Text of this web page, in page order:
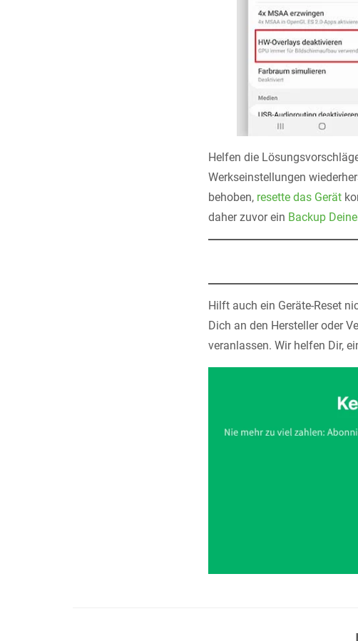
Helfen die
Werkseinstellungen
behoben, resette das Gerät
daher zuvor ein Backup
Hilft auch ein Geräte-Reset
Dich an den Hersteller oder
veranlassen. Wir helfen Dir,